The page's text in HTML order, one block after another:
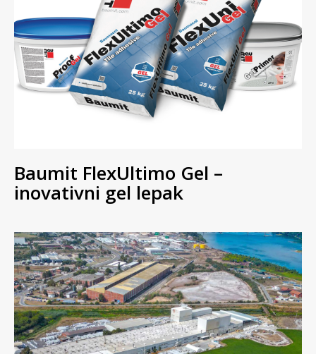
Baumit FlexUltimo Gel –
inovativni gel lepak